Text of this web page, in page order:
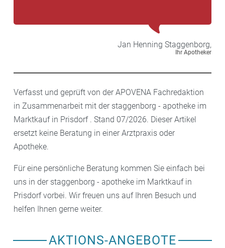
Jan Henning Staggenborg,
Ihr Apotheker
Verfasst und geprüft von der APOVENA Fachredaktion
in Zusammenarbeit mit der staggenborg - apotheke im
Marktkauf in Prisdorf . Stand 07/2026. Dieser Artikel
ersetzt keine Beratung in einer Arztpraxis oder
Apotheke.
Für eine persönliche Beratung kommen Sie einfach bei
uns in der staggenborg - apotheke im Marktkauf in
Prisdorf vorbei. Wir freuen uns auf Ihren Besuch und
helfen Ihnen gerne weiter.
AKTIONS-ANGEBOTE